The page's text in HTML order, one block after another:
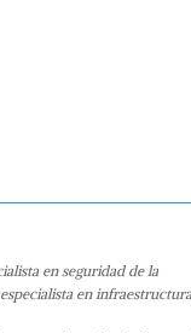
en seguridad de la
en